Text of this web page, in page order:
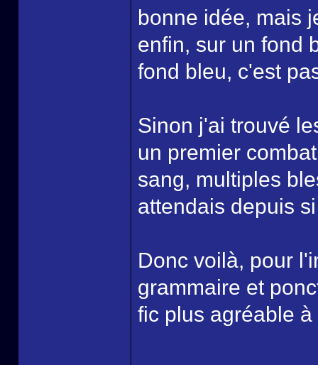
bonne idée, mais
enfin, sur un fond
fond bleu, c'est
Sinon j'ai trouvé
un premier
sang, multiples
attendais depuis
Donc voilà, pour
grammaire et
fic plus agréable